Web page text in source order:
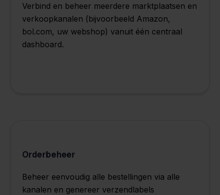
Verbind en beheer meerdere marktplaatsen en
verkoopkanalen (bijvoorbeeld Amazon,
bol.com, uw webshop) vanuit één centraal
dashboard.
Orderbeheer
Beheer eenvoudig alle bestellingen via alle
kanalen en genereer verzendlabels